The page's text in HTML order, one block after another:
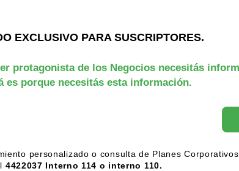
EXCLUSIVO PARA SUSCRIPTORES.
protagonista de los Negocios necesitás
es porque necesitás esta información.
personalizado o consulta de Planes
4422037 Interno 114 o interno 110.